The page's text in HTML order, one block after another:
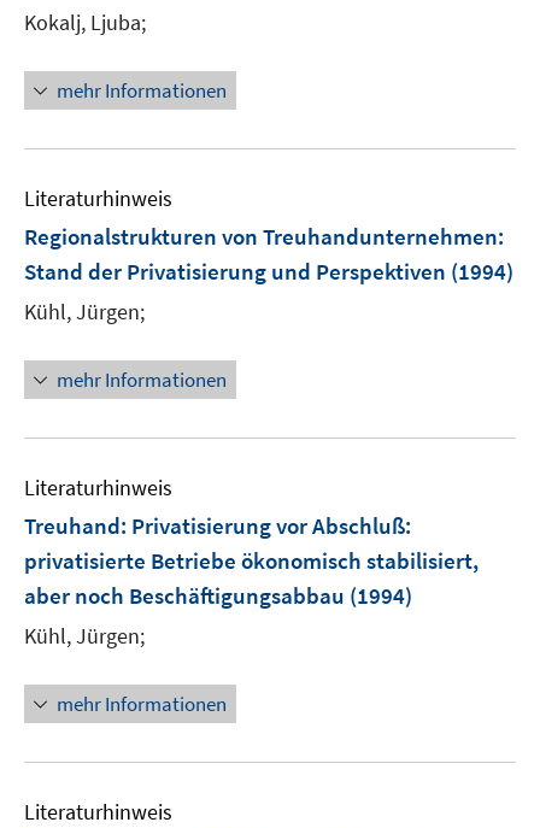
Kokalj, Ljuba;
mehr Informationen
Literaturhinweis
Regionalstrukturen von Treuhandunternehmen:
Stand der Privatisierung und Perspektiven (1994)
Kühl, Jürgen;
mehr Informationen
Literaturhinweis
Treuhand: Privatisierung vor Abschluß:
privatisierte Betriebe ökonomisch stabilisiert,
aber noch Beschäftigungsabbau (1994)
Kühl, Jürgen;
mehr Informationen
Literaturhinweis